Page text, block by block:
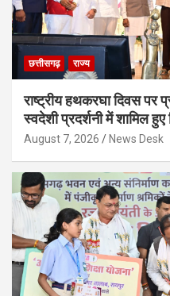
छत्तीसगढ़ राज्य
राष्ट्रीय हथकरघा दिवस
स्वदेशी प्रदर्शनी में शामिल हुए
August 7, 2026 News Desk